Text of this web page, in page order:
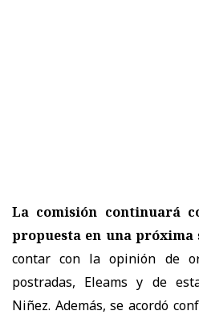
La comisión continuará
propuesta en una próxima
contar con la opinión de
postradas, Eleams y de
Niñez. Además, se acordó